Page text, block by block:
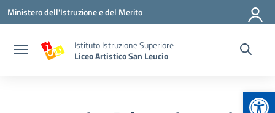
Vai ai contenuti
Vai al menu di navigazione
Vai al footer
Ministero dell'Istruzione e del Merito
Istituto Istruzione Superiore
Liceo Artistico San Leucio